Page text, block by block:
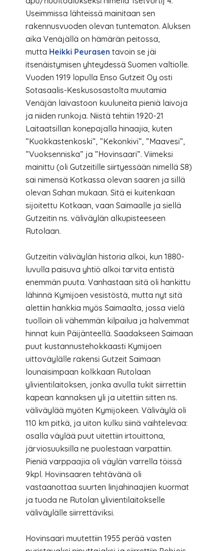
Useimmissa lähteissä mainitaan sen
rakennusvuoden olevan tuntematon. Aluksen
aika Venäjällä on hämärän peitossa,
mutta Heikki Peurasen tavoin se jäi
itsenäistymisen yhteydessä Suomen valtiolle.
Vuoden 1919 lopulla Enso Gutzeit Oy osti
Sotasaalis-Keskusosastolta muutamia
Venäjän laivastoon kuuluneita pieniä laivoja
ja niiden runkoja. Niistä tehtiin 1920-21
Laitaatsillan konepajalla hinaajia, kuten
”Kuokkastenkoski”, ”Kekonkivi”, ”Maavesi”,
”Vuoksenniska” ja ”Hovinsaari”. Viimeksi
mainittu (oli Gutzeitille siirtyessään nimellä S8)
sai nimensä Kotkassa olevan saaren ja sillä
olevan Sahan mukaan. Sitä ei kuitenkaan
sijoitettu Kotkaan, vaan Saimaalle ja siellä
Gutzeitin ns. väliväylän alkupisteeseen
Rutolaan.
Gutzeitin väliväylän historia alkoi, kun 1880-
luvulla paisuva yhtiö alkoi tarvita entistä
enemmän puuta. Vanhastaan sitä oli hankittu
lähinnä Kymijoen vesistöstä, mutta nyt sitä
alettiin hankkia myös Saimaalta, jossa vielä
tuolloin oli vähemmän kilpailua ja halvemmat
hinnat kuin Päijänteellä. Saadakseen Saimaan
puut kustannustehokkaasti Kymijoen
uittoväylälle rakensi Gutzeit Saimaan
lounaisimpaan kolkkaan Rutolaan
ylivientilaitoksen, jonka avulla tukit siirrettiin
kapean kannaksen yli ja uitettiin sitten ns.
väliväylää myöten Kymijokeen. Väliväylä oli
110 km pitkä, ja uiton kulku siinä vaihtelevaa:
osalla väylää puut uitettiin irtouittona,
järviosuuksilla ne puolestaan varpattiin.
Pieniä varppaajia oli väylän varrella töissä
9kpl. Hovinsaaren tehtävänä oli
vastaanottaa suurten linjahinaajien kuormat
ja tuoda ne Rutolan ylivientilaitokselle
väliväylälle siirrettäviksi.
Hovinsaari muutettiin 1955 perää vasten